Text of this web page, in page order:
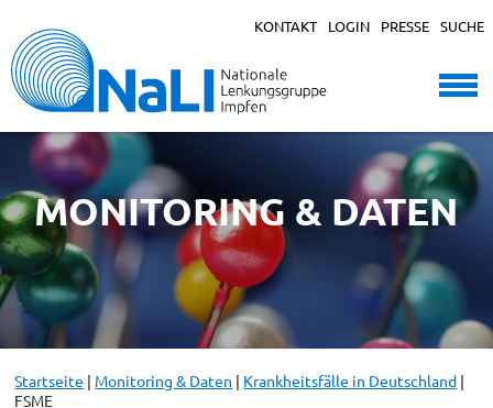
KONTAKT LOGIN PRESSE SUCHE
MONITORING & DATEN
Startseite | Monitoring & Daten | Krankheitsfälle in Deutschland |
FSME